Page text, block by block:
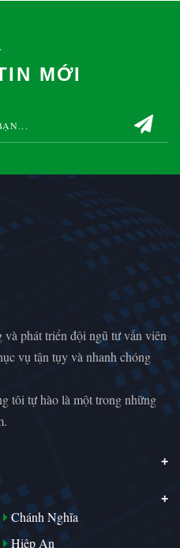
MỚI
phát triển đội ngũ tư vấn viên
vụ tận tụy và nhanh chóng
tôi tự hào là một trong những
Chánh Nghĩa
Hiệp An